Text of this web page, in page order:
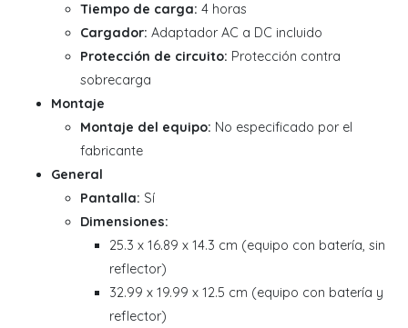
Tiempo de carga: 4 horas
Cargador: Adaptador AC a DC incluido
Protección de circuito: Protección contra
sobrecarga
Montaje
Montaje del equipo: No especificado por el
fabricante
General
Pantalla: Sí
Dimensiones:
25.3 x 16.89 x 14.3 cm (equipo con batería, sin
reflector)
32.99 x 19.99 x 12.5 cm (equipo con batería y
reflector)